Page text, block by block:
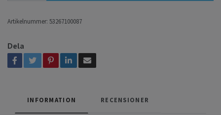
Artikelnummer: 53267100087
Dela
INFORMATION RECENSIONER